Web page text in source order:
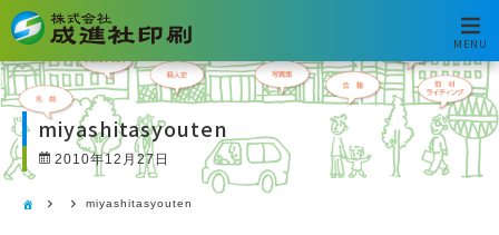
MENU
miyashitasyouten
2010年12月27日
miyashitasyouten